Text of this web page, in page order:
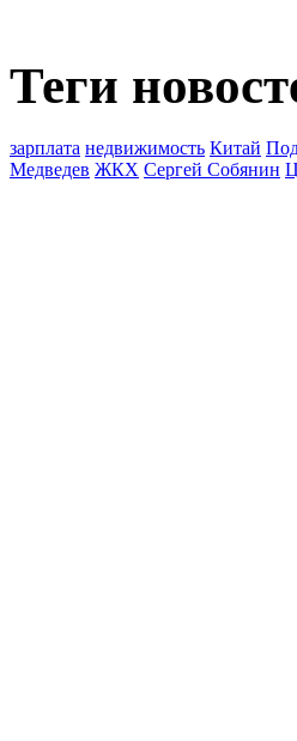
Теги
зарплата недвижимость Китай
Медведев ЖКХ Сергей Собянин